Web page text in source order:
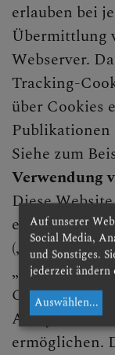
erlauben bei
Übermittlung
Webserver.
Tracking-
über Cookies
Publikationen
Siehe zum
Verwendung
Diese
einen
(„Google“).
„Cookies“,
Computer
Analyse der
ermöglichen.
Auf unserer
Social Media,
und Sonstiges.
jederzeit
Auswählen...